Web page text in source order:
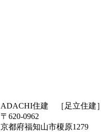
ADACHI住建 ［足立住建］
〒620-0962
京都府福知山市榎原1279